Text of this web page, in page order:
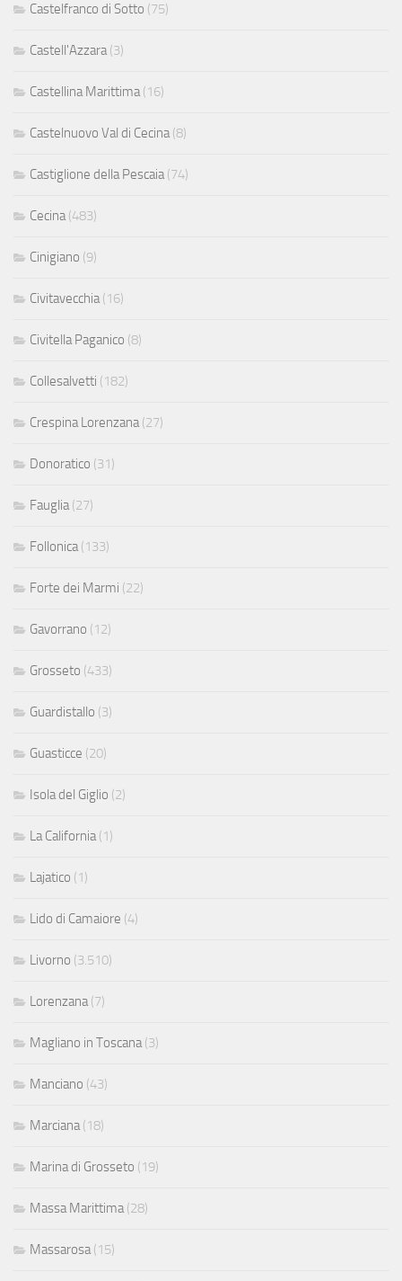
Castelfranco di Sotto (75)
Castell'Azzara (3)
Castellina Marittima (16)
Castelnuovo Val di Cecina (8)
Castiglione della Pescaia (74)
Cecina (483)
Cinigiano (9)
Civitavecchia (16)
Civitella Paganico (8)
Collesalvetti (182)
Crespina Lorenzana (27)
Donoratico (31)
Fauglia (27)
Follonica (133)
Forte dei Marmi (22)
Gavorrano (12)
Grosseto (433)
Guardistallo (3)
Guasticce (20)
Isola del Giglio (2)
La California (1)
Lajatico (1)
Lido di Camaiore (4)
Livorno (3.510)
Lorenzana (7)
Magliano in Toscana (3)
Manciano (43)
Marciana (18)
Marina di Grosseto (19)
Massa Marittima (28)
Massarosa (15)